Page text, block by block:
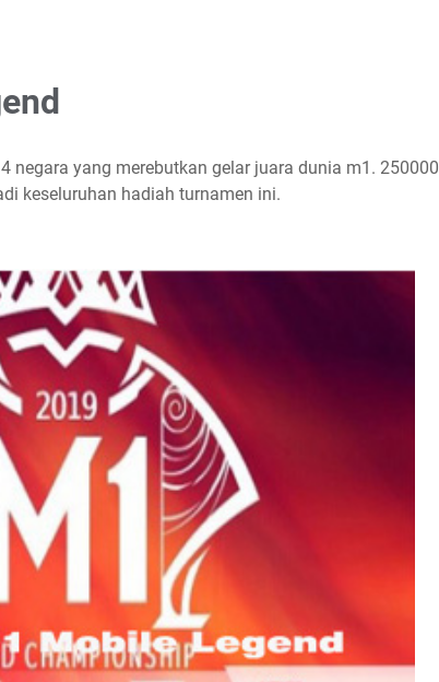
negara yang merebutkan gelar juara dunia m1. 250000
keseluruhan hadiah turnamen ini.